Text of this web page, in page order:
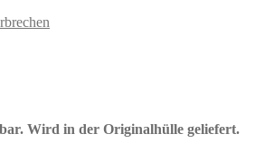
Wird in der Originalhülle geliefert.